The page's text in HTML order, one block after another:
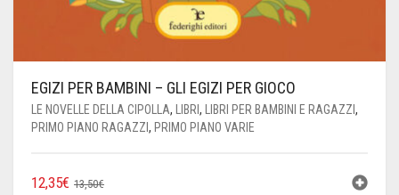
EGIZI PER BAMBINI – GLI EGIZI PER GIOCO
LE NOVELLE DELLA CIPOLLA, LIBRI, LIBRI PER BAMBINI E RAGAZZI,
PRIMO PIANO RAGAZZI, PRIMO PIANO VARIE
13,50€IL
12,35€
IL